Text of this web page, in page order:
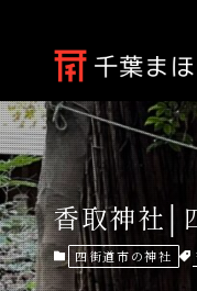
香取神社│
四街道市の神社